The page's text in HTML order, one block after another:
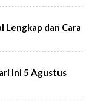
Lengkap dan Cara
Ini 5 Agustus